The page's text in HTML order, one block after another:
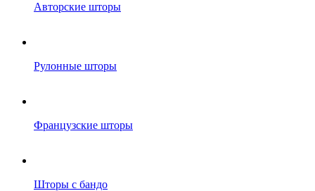
Авторские шторы
Рулонные шторы
Французские шторы
Шторы с бандо